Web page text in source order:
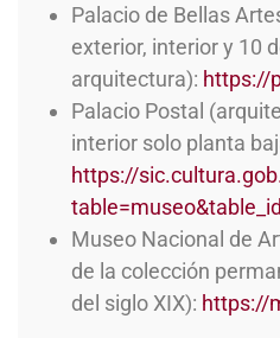
Palacio de Bellas
exterior, interior y 10
arquitectura): https://
Palacio Postal
interior solo planta
https://
Museo Nacional de
de la colección
del siglo XIX): https://